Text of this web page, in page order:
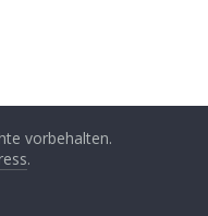
vorbehalten.
.